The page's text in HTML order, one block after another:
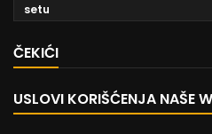
setu
ČEKIĆI
USLOVI KORIŠĆENJA NAŠE